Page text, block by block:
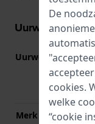
Uurwerk
Uurwerk nr.
Merk uurwerk
De
cookies.
welke
“cookie